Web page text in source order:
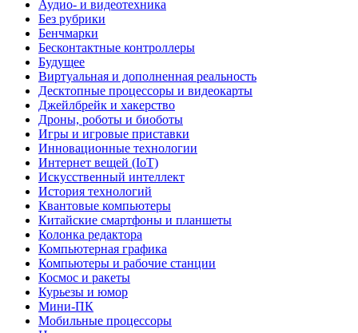
Аудио- и видеотехника
Без рубрики
Бенчмарки
Бесконтактные контроллеры
Будущее
Виртуальная и дополненная реальность
Десктопные процессоры и видеокарты
Джейлбрейк и хакерство
Дроны, роботы и биоботы
Игры и игровые приставки
Инновационные технологии
Интернет вещей (IoT)
Искусственный интеллект
История технологий
Квантовые компьютеры
Китайские смартфоны и планшеты
Колонка редактора
Компьютерная графика
Компьютеры и рабочие станции
Космос и ракеты
Курьезы и юмор
Мини-ПК
Мобильные процессоры